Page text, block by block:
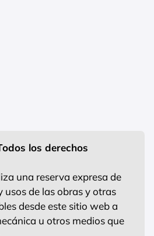
los derechos
una reserva expresa de
usos de las obras y otras
desde este sitio web a
u otros medios que